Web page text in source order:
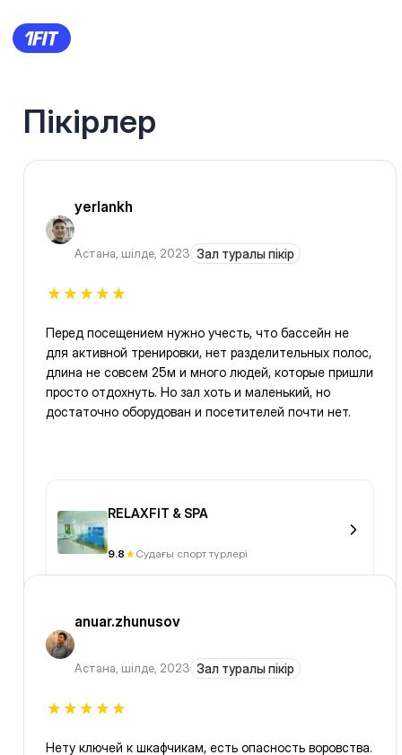
Пікірлер
yerlankh
Астана, шілде, 2023 Зал туралы пікір
Перед посещением нужно учесть, что бассейн не
для активной тренировки, нет разделительных полос,
длина не совсем 25м и много людей, которые пришли
просто отдохнуть. Но зал хоть и маленький, но
достаточно оборудован и посетителей почти нет.
RELAXFIT & SPA
9.8 Судағы спорт түрлері
anuar.zhunusov
Астана, шілде, 2023 Зал туралы пікір
Нету ключей к шкафчикам, есть опасность воровства.